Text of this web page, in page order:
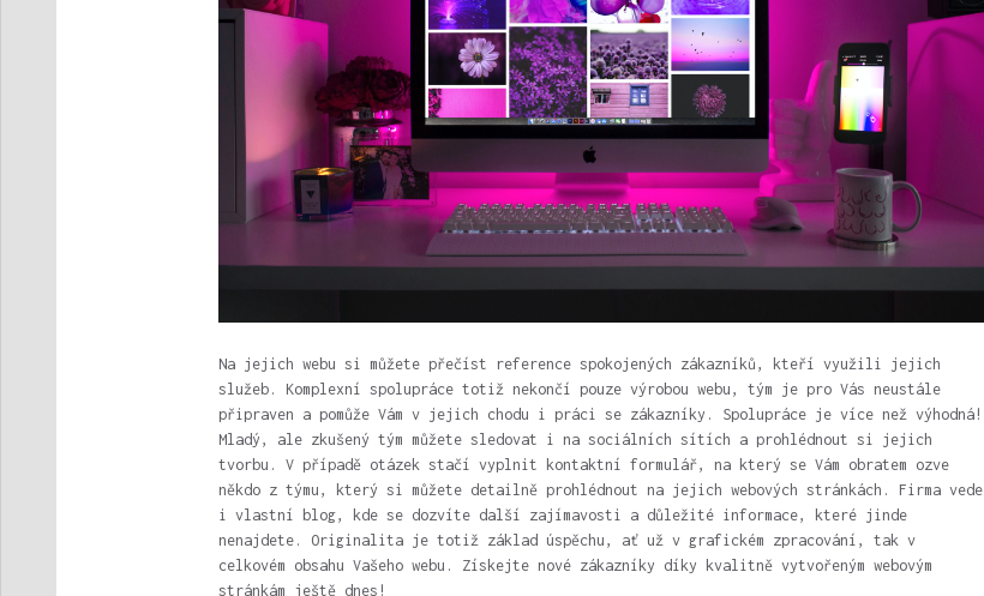
Na jejich webu si můžete přečíst reference spokojených zákazníků, kteří využili jejich
služeb. Komplexní spolupráce totiž nekončí pouze výrobou webu, tým je pro Vás neustále
připraven a pomůže Vám v jejich chodu i práci se zákazníky. Spolupráce je více než výhodná!
Mladý, ale zkušený tým můžete sledovat i na sociálních sítích a prohlédnout si jejich
tvorbu. V případě otázek stačí vyplnit kontaktní formulář, na který se Vám obratem ozve
někdo z týmu, který si můžete detailně prohlédnout na jejich webových stránkách. Firma vede
i vlastní blog, kde se dozvíte další zajímavosti a důležité informace, které jinde
nenajdete. Originalita je totiž základ úspěchu, ať už v grafickém zpracování, tak v
celkovém obsahu Vašeho webu. Získejte nové zákazníky díky kvalitně vytvořeným webovým
stránkám ještě dnes!